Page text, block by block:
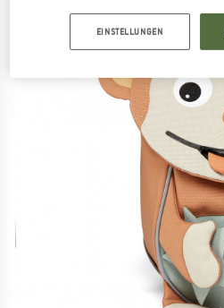
EINSTELLUNGEN